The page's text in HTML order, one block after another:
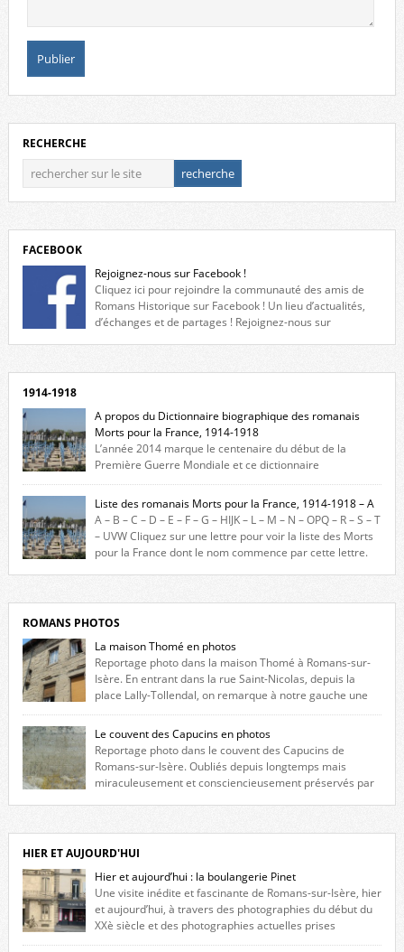
RECHERCHE
FACEBOOK
Rejoignez-nous sur Facebook !
Cliquez ici pour rejoindre la communauté des amis de
Romans Historique sur Facebook ! Un lieu d’actualités,
d’échanges et de partages ! Rejoignez-nous sur
1914-1918
A propos du Dictionnaire biographique des romanais
Morts pour la France, 1914-1918
L’année 2014 marque le centenaire du début de la
Première Guerre Mondiale et ce dictionnaire
biographique veut rendre hommage aux romanais Morts pour la
France durant ce conflit. La base de cette recherche historique est
constituée des noms gravés sur les plaques commémoratives de
l’Hôtel de Ville, du lycée du Dauphiné et du lycée Triboulet, […]
Liste des romanais Morts pour la France, 1914-1918 – A
A – B – C – D – E – F – G – HIJK – L – M – N – OPQ – R – S – T
– UVW Cliquez sur une lettre pour voir la liste des Morts
pour la France dont le nom commence par cette lettre.
ROMANS PHOTOS
La maison Thomé en photos
Reportage photo dans la maison Thomé à Romans-sur-
Isère. En entrant dans la rue Saint-Nicolas, depuis la
place Lally-Tollendal, on remarque à notre gauche une
maison construite au XVIè siècle. Les deux façades sont ornées de
fenêtres jumelles à meneaux. Entre ces deux étages, on peut voir une
niche qui contient une statue de la Vierge. […]
Le couvent des Capucins en photos
Reportage photo dans le couvent des Capucins de
Romans-sur-Isère. Oubliés depuis longtemps mais
miraculeusement et consciencieusement préservés par
l’histoire de la redécouverte de vestiges du couvent des Capucins ! Petit
retour sur l’histoire […]
HIER ET AUJOURD'HUI
Hier et aujourd’hui : la boulangerie Pinet
Une visite inédite et fascinante de Romans-sur-Isère, hier
et aujourd’hui, à travers des photographies du début du
XXè siècle et des photographies actuelles prises
exactement dans le même cadre ! A l’angle de la place Jean Jaurès et de